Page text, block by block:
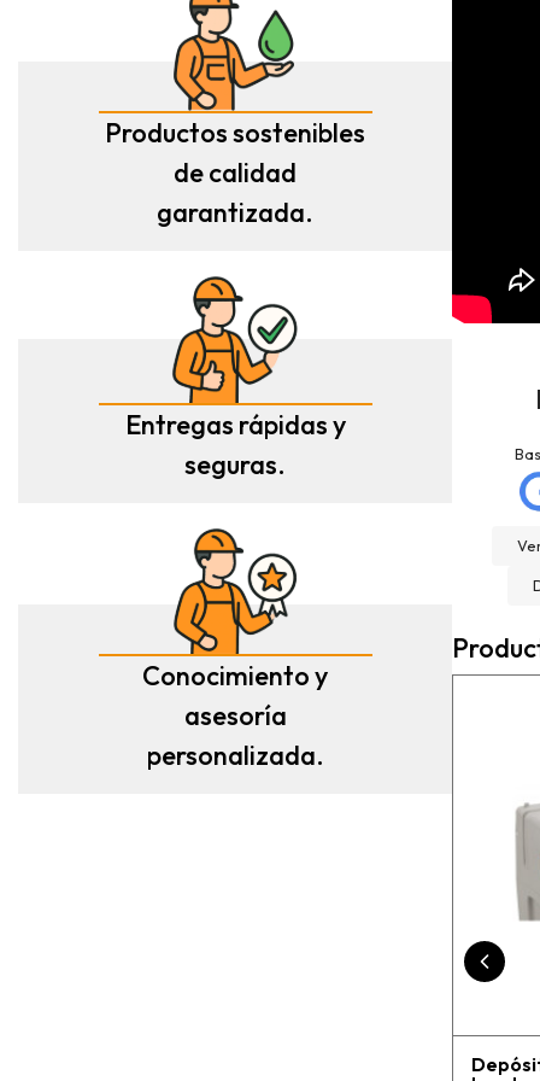
Productos sostenibles
de calidad
garantizada.
Entregas rápidas y
seguras.
Conocimiento y
asesoría
personalizada.
La Mannd
Hace 9 meses
jose matias
mellado
con salvador, para la
compra de mi depósito de
gasoil de Roth de 400
y perfecto el transporte !
Es un placer cuando todo